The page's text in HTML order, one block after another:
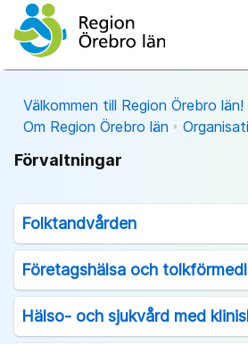
Välkommen till Region Örebro län!
Om Region Örebro län
Förvaltningar
Folktandvården
Företagshälsa och
Hälso- och sjukvård med